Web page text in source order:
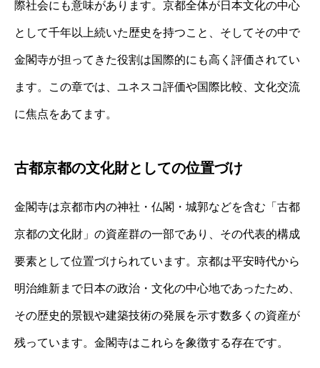
際社会にも意味があります。京都全体が日本文化の中心
として千年以上続いた歴史を持つこと、そしてその中で
金閣寺が担ってきた役割は国際的にも高く評価されてい
ます。この章では、ユネスコ評価や国際比較、文化交流
に焦点をあてます。
古都京都の文化財としての位置づけ
金閣寺は京都市内の神社・仏閣・城郭などを含む「古都
京都の文化財」の資産群の一部であり、その代表的構成
要素として位置づけられています。京都は平安時代から
明治維新まで日本の政治・文化の中心地であったため、
その歴史的景観や建築技術の発展を示す数多くの資産が
残っています。金閣寺はこれらを象徴する存在です。